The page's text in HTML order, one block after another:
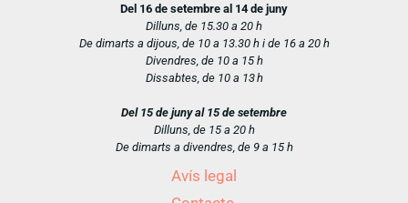
Del 16 de setembre al 14 de juny
Dilluns, de 15.30 a 20 h
De dimarts a dijous, de 10 a 13.30 h i de 16 a 20 h
Divendres, de 10 a 15 h
Dissabtes, de 10 a 13 h
Del 15 de juny al 15 de setembre
Dilluns, de 15 a 20 h
De dimarts a divendres, de 9 a 15 h
Avís legal